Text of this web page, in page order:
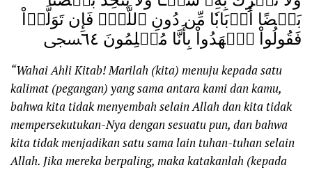
بَعۡضًا أَرۡبَابٗا مِّن دُونِ ٱللَّهِۚ فَإِن تَوَلَّوۡاْ
فَقُولُواْ ٱشۡهَدُواْ بِأَنَّا مُسۡلِمُونَ ٦٤ﵞ
“Wahai Ahli Kitab! Marilah (kita) menuju kepada satu
kalimat (pegangan) yang sama antara kami dan kamu,
bahwa kita tidak menyembah selain Allah dan kita tidak
mempersekutukan-Nya dengan sesuatu pun, dan bahwa
kita tidak menjadikan satu sama lain tuhan-tuhan selain
Allah. Jika mereka berpaling, maka katakanlah (kepada